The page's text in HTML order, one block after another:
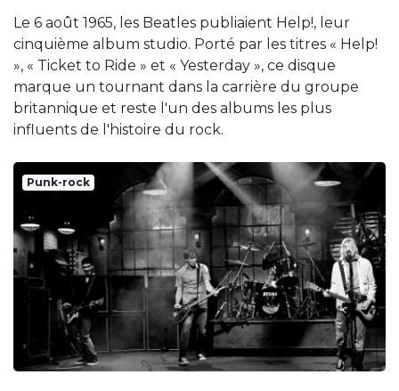
Le 6 août 1965, les Beatles publiaient Help!, leur
cinquième album studio. Porté par les titres « Help!
», « Ticket to Ride » et « Yesterday », ce disque
marque un tournant dans la carrière du groupe
britannique et reste l'un des albums les plus
influents de l'histoire du rock.
Punk-rock